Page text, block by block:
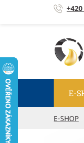
Přejít na obsah
E-
E-SHOP